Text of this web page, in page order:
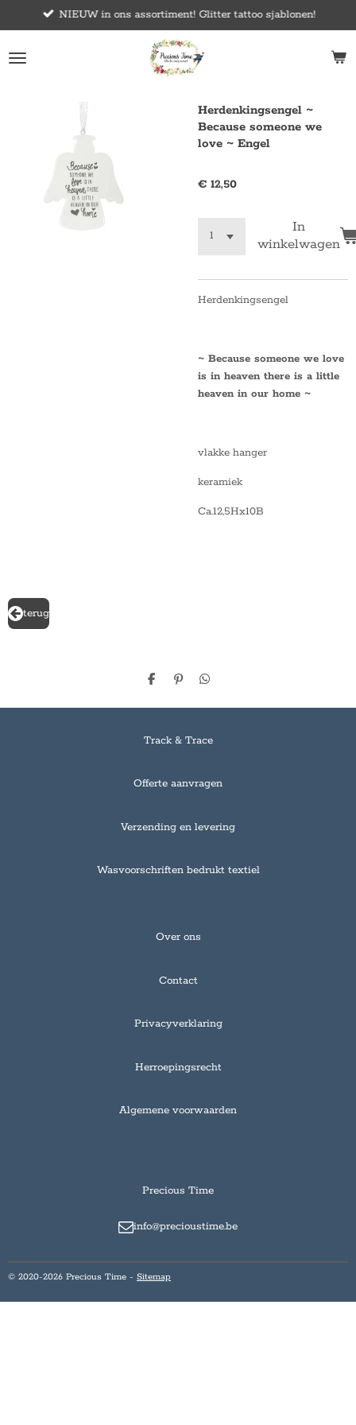
direct
naar
de
NIEUW in ons assortiment! Glitter tattoo sjablonen!
Herdenkingsengel ~
Because someone we
love ~ Engel
€ 12,50
In
winkelwagen
Herdenkingsengel
~ Because someone we love
is in heaven there is a little
heaven in our home ~
vlakke hanger
keramiek
Ca.12,5Hx10B
terug
D
l
P
n
n
D
l
Track & Trace
Offerte aanvragen
Verzending en levering
Wasvoorschriften bedrukt textiel
Over ons
Contact
Privacyverklaring
Herroepingsrecht
Algemene voorwaarden
Precious Time
info@precioustime.be
© 2020-2026 Precious Time - Sitemap